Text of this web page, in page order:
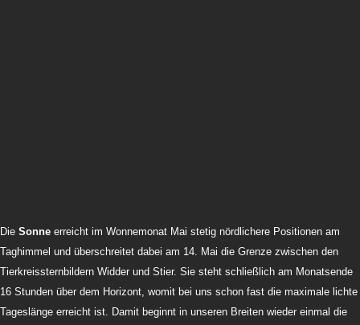
Die Sonne erreicht im Wonnemonat Mai stetig nördlichere Positionen am
Taghimmel und überschreitet dabei am 14. Mai die Grenze zwischen den
Tierkreissternbildern Widder und Stier. Sie steht schließlich am Monatsende
16 Stunden über dem Horizont, womit bei uns schon fast die maximale lichte
Tageslänge erreicht ist. Damit beginnt in unseren Breiten wieder einmal die